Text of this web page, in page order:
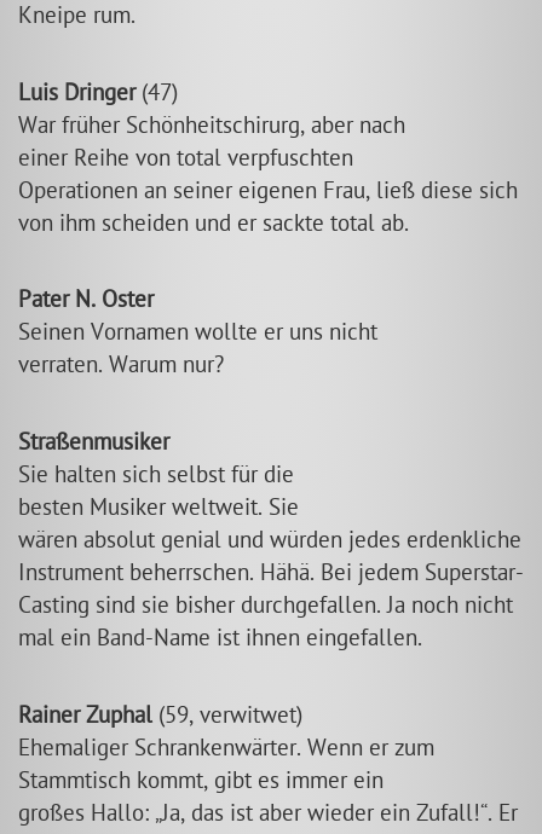
Kneipe rum.
Luis Dringer(47)
War früher Schönheitschirurg, aber nach
einer Reihe von total verpfuschten
Operationen an seiner eigenen Frau, ließ diese sich
von ihm scheiden und er sackte total ab.
Pater N. Oster
Seinen Vornamen wollte er uns nicht
verraten. Warum nur?
Straßenmusiker
Sie halten sich selbst für die
besten Musiker weltweit. Sie
wären absolut genial und würden jedes erdenkliche
Instrument beherrschen. Hähä. Bei jedem Superstar-
Casting sind sie bisher durchgefallen. Ja noch nicht
mal ein Band-Name ist ihnen eingefallen.
Rainer Zuphal (59, verwitwet)
Ehemaliger Schrankenwärter. Wenn er zum
Stammtisch kommt, gibt es immer ein
großes Hallo: Ja, das ist aber wieder ein Zufall! . Er